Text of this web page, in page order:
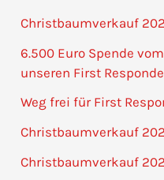
Christbaumverkauf
6.500 Euro Spende
unseren First
Weg frei für First
Christbaumverkauf
Christbaumverkauf